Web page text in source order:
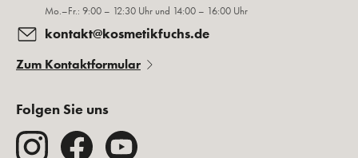
Mo.–Fr.: 9:00 – 12:30 Uhr und 14:00 – 16:00 Uhr
kontakt@kosmetikfuchs.de
Zum Kontaktformular
Folgen Sie uns